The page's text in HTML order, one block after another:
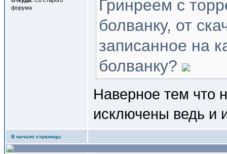
форума
Гринреем с
болванку, от
записанное на
болванку?
Наверное тем что
исключены ведь и
В начало страницы